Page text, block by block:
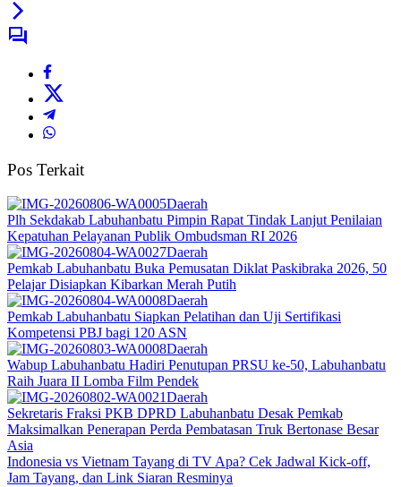
Pos Terkait
Daerah
Plh Sekdakab Labuhanbatu Pimpin Rapat Tindak Lanjut Penilaian
Kepatuhan Pelayanan Publik Ombudsman RI 2026
Daerah
Pemkab Labuhanbatu Buka Pemusatan Diklat Paskibraka 2026, 50
Pelajar Disiapkan Kibarkan Merah Putih
Daerah
Pemkab Labuhanbatu Siapkan Pelatihan dan Uji Sertifikasi
Kompetensi PBJ bagi 120 ASN
Daerah
Wabup Labuhanbatu Hadiri Penutupan PRSU ke-50, Labuhanbatu
Raih Juara II Lomba Film Pendek
Daerah
Sekretaris Fraksi PKB DPRD Labuhanbatu Desak Pemkab
Maksimalkan Penerapan Perda Pembatasan Truk Bertonase Besar
Asia
Indonesia vs Vietnam Tayang di TV Apa? Cek Jadwal Kick-off,
Jam Tayang, dan Link Siaran Resminya